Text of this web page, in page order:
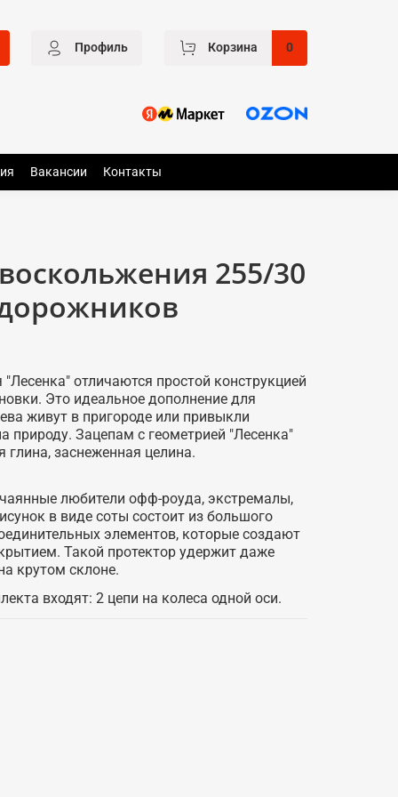
Профиль Корзина 0
Вакансии Контакты
255/30
отличаются простой конструкцией
Это идеальное дополнение для
живут в пригороде или привыкли
Зацепам с геометрией "Лесенка"
заснеженная целина.
любители офф-роуда, экстремалы,
в виде соты состоит из большого
элементов, которые создают
Такой протектор удержит даже
крутом склоне.
входят: 2 цепи на колеса одной оси.